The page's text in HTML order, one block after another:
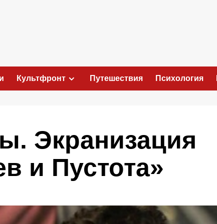
Культфронт Путешествия Психология
Экранизация
и Пустота»